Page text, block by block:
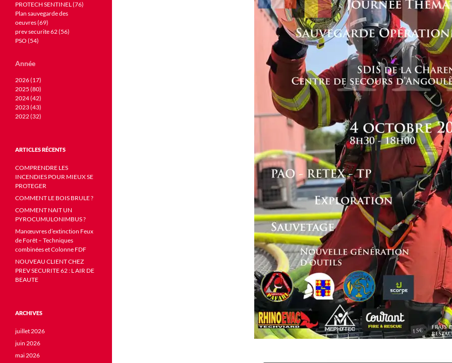
PROTECH SENTINEL (76)
Plan sauvegarde des
oeuvres (69)
prev securite 62 (56)
PSO (54)
Année
2026 (17)
2025 (80)
2024 (42)
2023 (43)
2022 (32)
ARTICLES RÉCENTS
COMPRENDRE LES
INCENDIES POUR MIEUX SE
PROTEGER
COMMENT LE BOIS BRULE ?
COMMENT NAIT UN
PYROCUMULONIMBUS ?
Manœuvres d’extinction Feux
de Forêt – Techniques
combinées et Colonne FDF
NOUVEAU CLIENT CHEZ
PREV SECURITE 62 : L AIR DE
BEAUTE
ARCHIVES
juillet 2026
juin 2026
mai 2026